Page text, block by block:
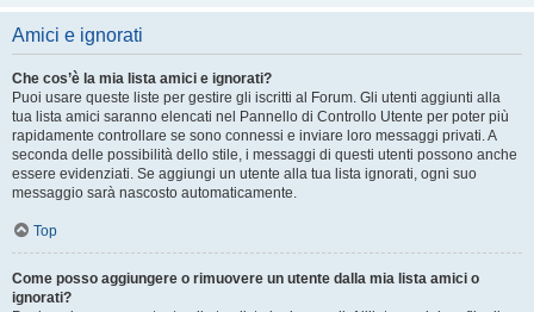
Amici e ignorati
Che cos’è la mia lista amici e ignorati?
Puoi usare queste liste per gestire gli iscritti al Forum. Gli utenti aggiunti alla
tua lista amici saranno elencati nel Pannello di Controllo Utente per poter più
rapidamente controllare se sono connessi e inviare loro messaggi privati. A
seconda delle possibilità dello stile, i messaggi di questi utenti possono anche
essere evidenziati. Se aggiungi un utente alla tua lista ignorati, ogni suo
messaggio sarà nascosto automaticamente.
Top
Come posso aggiungere o rimuovere un utente dalla mia lista amici o
ignorati?